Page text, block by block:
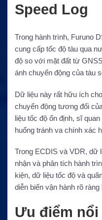
Speed Log
Trong hành trình, Furuno
cung cấp tốc độ tàu qua
độ so với mặt đất từ
ánh chuyển động của tàu
Dữ liệu này rất hữu ích
chuyển động tương đối
liệu tốc độ ổn định, sĩ
huống tránh va chính xác
Trong ECDIS và VDR, dữ
nhận và phân tích hành
kiện, dữ liệu tốc độ và
diễn biến vận hành rõ ràng
Ưu điểm nổi